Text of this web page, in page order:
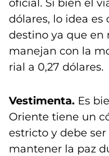
oficial. Si bien el
dólares, lo idea
destino ya que en
manejan con la
rial a 0,27 dólares.
Vestimenta. Es
Oriente tiene un
estricto y debe
mantener la paz